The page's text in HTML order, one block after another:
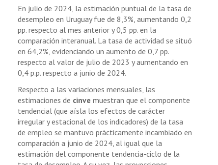
En julio de 2024, la estimación puntual de la tasa de
desempleo en Uruguay fue de 8,3%, aumentando 0,2
pp. respecto al mes anterior y 0,5 pp. en la
comparación interanual. La tasa de actividad se situó
en 64,2%, evidenciando un aumento de 0,7 pp.
respecto al valor de julio de 2023 y aumentando en
0,4 p.p. respecto a junio de 2024.
Respecto a las variaciones mensuales, las
estimaciones de cinve muestran que el componente
tendencial (que aísla los efectos de carácter
irregular y estacional de los indicadores) de la tasa
de empleo se mantuvo prácticamente incambiado en
comparación a junio de 2024, al igual que la
estimación del componente tendencia-ciclo de la